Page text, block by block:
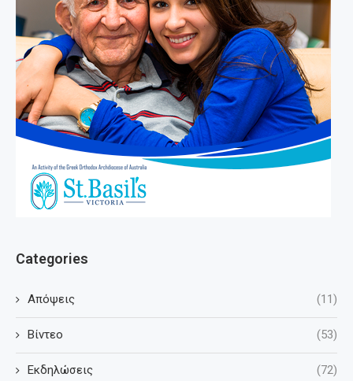
Categories
Απόψεις (11)
Βίντεο (53)
Εκδηλώσεις (72)